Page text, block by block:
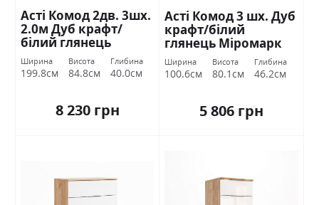
Асті Комод 2дв. 3шх.
2.0м Дуб крафт/
білий глянець
Міромарк
Ширина
199.8см
Висота
84.8см
Глибина
40.0см
8 230 грн
Асті Комод 3 шх. Дуб
крафт/білий
глянець Міромарк
Ширина
100.6см
Висота
80.1см
Глибина
46.2см
5 806 грн